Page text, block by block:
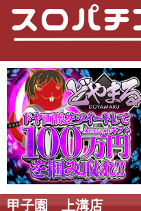
甲子園 上溝店